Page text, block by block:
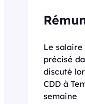
Le salaire
précisé
discuté
CDD à
semaine